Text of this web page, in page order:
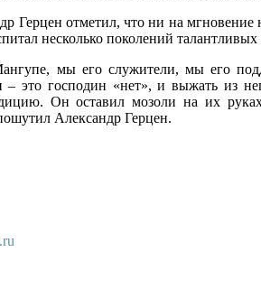
Герцен отметил, что ни на мгновение
несколько поколений
мы его служители, мы его
это господин «нет», и выжать из
Он оставил мозоли на их
Александр Герцен.